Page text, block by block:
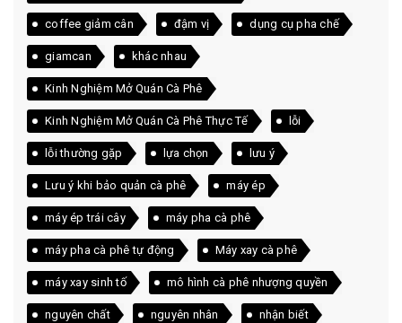
coffee giảm cân đậm vị dụng cụ pha chế
giamcan khác nhau
Kinh Nghiệm Mở Quán Cà Phê
Kinh Nghiệm Mở Quán Cà Phê Thực Tế lỗi
lỗi thường gặp lựa chọn lưu ý
Lưu ý khi bảo quản cà phê máy ép
máy ép trái cây máy pha cà phê
máy pha cà phê tự động Máy xay cà phê
máy xay sinh tố mô hình cà phê nhượng quyền
nguyên chất nguyên nhân nhận biết